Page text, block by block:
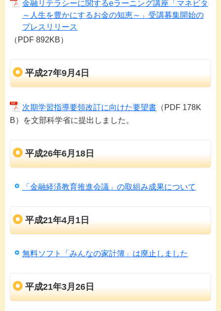
金融リテラシーに関するeラーニング講座「マネビタ
～人生を豊かにするお金の知恵～」受講募集開始の
プレスリリース
（PDF 892KB）
平成27年9月4日
次期学習指導要領改訂に向けた要望書 （PDF 178K
B）を文部科学省に提出しました。
平成26年6月18日
「金融経済教育推進会議」の取組み成果について
平成21年4月1日
無料ソフト「みんなの家計簿」は廃止しました
平成21年3月26日